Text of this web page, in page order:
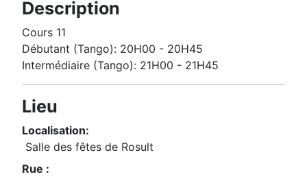
Description
Cours 11
Débutant (Tango): 20H00 - 20H45
Intermédiaire (Tango): 21H00 - 21H45
Lieu
Localisation:
Salle des fêtes de Rosult
Rue :